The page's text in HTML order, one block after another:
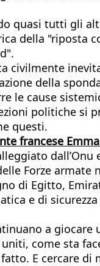
quasi tutti gli
della "riposta
civilmente
della
le cause
politiche si
questi.
francese
dall’Onu
Forze
di Egitto,
e di
a
come sta
E cercare